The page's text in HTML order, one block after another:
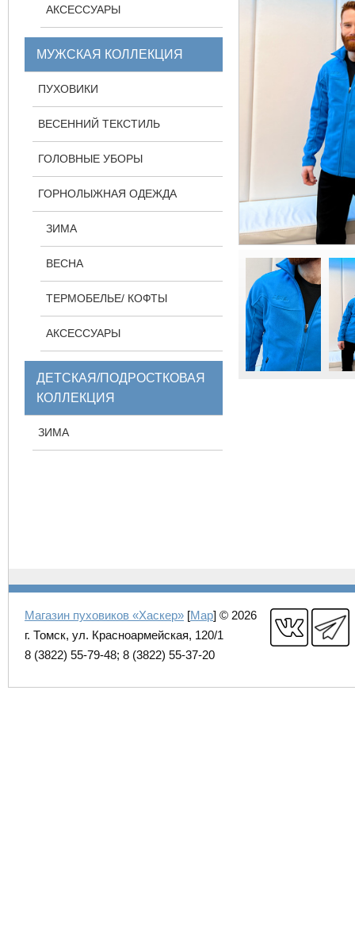
АКСЕССУАРЫ
МУЖСКАЯ КОЛЛЕКЦИЯ
ПУХОВИКИ
ВЕСЕННИЙ ТЕКСТИЛЬ
ГОЛОВНЫЕ УБОРЫ
ГОРНОЛЫЖНАЯ ОДЕЖДА
ЗИМА
ВЕСНА
ТЕРМОБЕЛЬЕ/ КОФТЫ
АКСЕССУАРЫ
ДЕТСКАЯ/ПОДРОСТКОВАЯ
КОЛЛЕКЦИЯ
ЗИМА
Магазин пуховиков «Хаскер» [Map] © 2026
г. Томск, ул. Красноармейская, 120/1
8 (3822) 55-79-48; 8 (3822) 55-37-20